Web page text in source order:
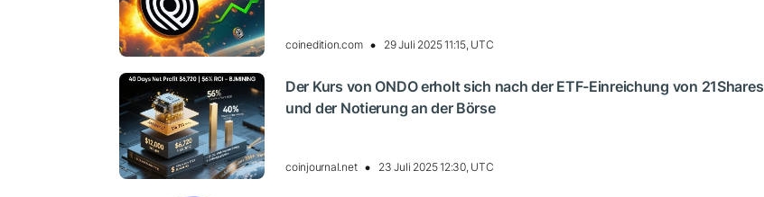
coinedition.com 29 Juli 2025 11:15, UTC
Der Kurs von ONDO erholt sich nach der ETF-Einreichung von 21Shares
und der Notierung an der Börse
coinjournal.net 23 Juli 2025 12:30, UTC